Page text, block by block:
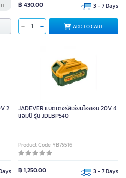
฿ 430.00 3 - 7 Days
ADD TO CART
2
JADEVER แบตเตอรี่ลิเธียมไอออน 20V 4
แอมป์ รุ่น JDLBP540
Product Code YB75516
฿ 1,250.00 3 - 7 Days